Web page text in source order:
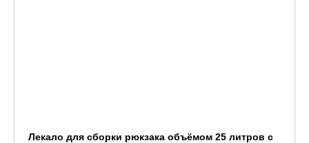
Лекало для сборки рюкзака объёмом 25 литров с